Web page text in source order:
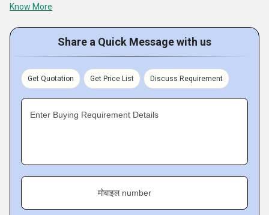
Directors
The three Directors of our company are:
Jayesh Soni : +91 9979935103, 9106765509
Naresh Kathiriya : +91 98255 23022
Jitu Anida : +91 9925206165
food for health supplements, nutraceuticals, food
Know More
Share a Quick Message with us
Get Quotation Get Price List Discuss Requirement
Enter Buying Requirement Details
मोबाइल number